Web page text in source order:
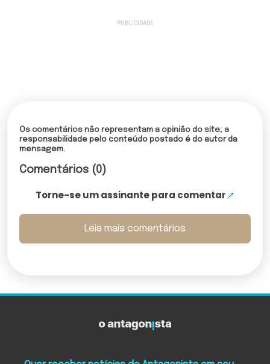
Os comentários não representam a opinião do site; a
responsabilidade pelo conteúdo postado é do autor da
mensagem.
Comentários (0)
Torne-se um assinante para comentar
Leia mais comentários